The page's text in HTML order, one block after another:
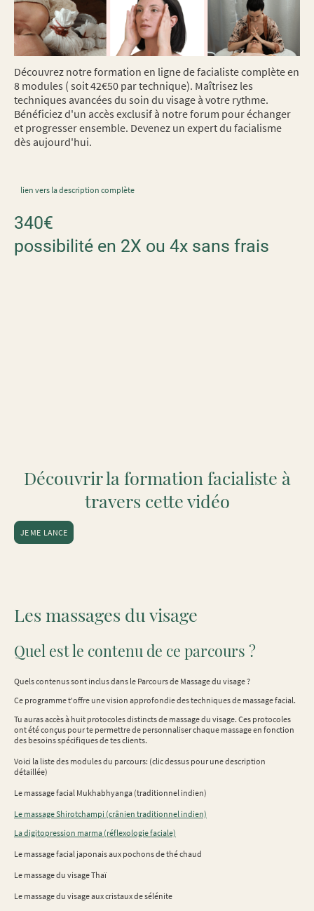
Découvrez notre formation en ligne de facialiste complète en
8 modules ( soit 42€50 par technique). Maîtrisez les
techniques avancées du soin du visage à votre rythme.
Bénéficiez d'un accès exclusif à notre forum pour échanger
et progresser ensemble. Devenez un expert du facialisme
dès aujourd'hui.
lien vers la description complète
340€
possibilité en 2X ou 4x sans frais
Découvrir la formation facialiste à
travers cette vidéo
JE ME LANCE
Les massages du visage
Quel est le contenu de ce parcours ?
Quels contenus sont inclus dans le Parcours de Massage du visage ?
Ce programme t'offre une vision approfondie des techniques de massage facial.
Tu auras accès à huit protocoles distincts de massage du visage. Ces protocoles
ont été conçus pour te permettre de personnaliser chaque massage en fonction
des besoins spécifiques de tes clients.
Voici la liste des modules du parcours: (clic dessus pour une description
détaillée)
Le massage facial Mukhabhyanga (traditionnel indien)
Le massage Shirotchampi (crânien traditionnel indien)
La digitopression marma (réflexologie faciale)
Le massage facial japonais aux pochons de thé chaud
Le massage du visage Thaï
Le massage du visage aux cristaux de sélénite